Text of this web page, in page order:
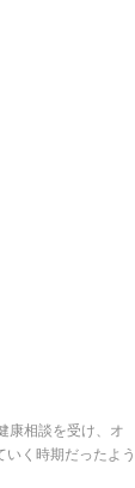
康相談を受け、オ
く時期だったよう